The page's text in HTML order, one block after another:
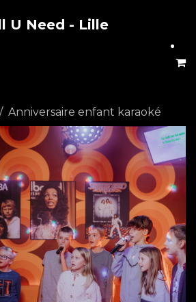
U Need - Lille
Anniversaire enfant karaoké